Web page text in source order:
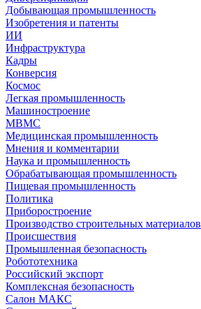
Добывающая промышленность
Изобретения и патенты
ИИ
Инфраструктура
Кадры
Конверсия
Космос
Легкая промышленность
Машиностроение
МВМС
Медицинская промышленность
Мнения и комментарии
Наука и промышленность
Обрабатывающая промышленность
Пищевая промышленность
Политика
Приборостроение
Производство строительных материалов
Происшествия
Промышленная безопасность
Робототехника
Российский экспорт
Комплексная безопасность
Салон МАКС